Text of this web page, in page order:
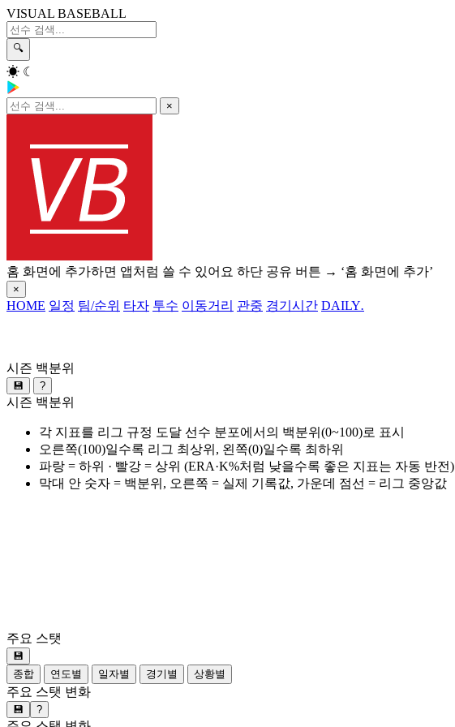
VISUAL BASEBALL
🔍
☀ ☾
×
홈 화면에 추가하면 앱처럼 쓸 수 있어요 하단 공유 버튼 → ‘홈 화면에 추가’
×
HOME 일정 팀/순위 타자 투수 이동거리 관중 경기시간 DAILY.
시즌 백분위
💾 ?
시즌 백분위
각 지표를 리그 규정 도달 선수 분포에서의 백분위(0~100)로 표시
오른쪽(100)일수록 리그 최상위, 왼쪽(0)일수록 최하위
파랑 = 하위 · 빨강 = 상위 (ERA·K%처럼 낮을수록 좋은 지표는 자동 반전)
막대 안 숫자 = 백분위, 오른쪽 = 실제 기록값, 가운데 점선 = 리그 중앙값
주요 스탯
💾
종합
연도별 일자별 경기별 상황별
주요 스탯 변화
💾 ?